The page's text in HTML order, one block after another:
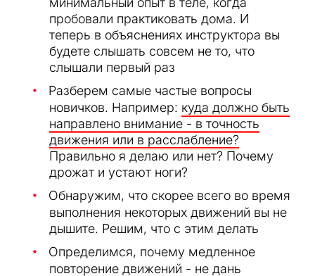
пробовали практиковать дома. И
теперь в объяснениях инструктора вы
будете слышать совсем не то, что
слышали первый раз
Разберем самые частые вопросы
новичков. Например: куда должно быть
направлено внимание - в точность
движения или в расслабление?
Правильно я делаю или нет? Почему
дрожат и устают ноги?
Обнаружим, что скорее всего во время
выполнения некоторых движений вы не
дышите. Решим, что с этим делать
Определимся, почему медленное
повторение движений - не дань